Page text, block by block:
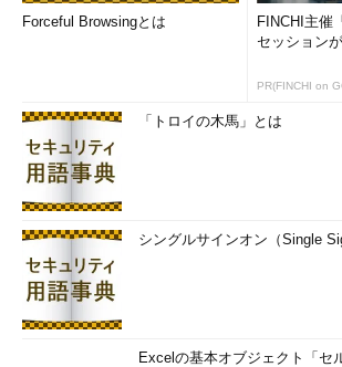
Forceful Browsingとは
FINCHI主催
セッション
PR(FINCHI on
「トロイの木馬」とは
シングルサインオン（Single
Excelの基本オブジェクト「セ